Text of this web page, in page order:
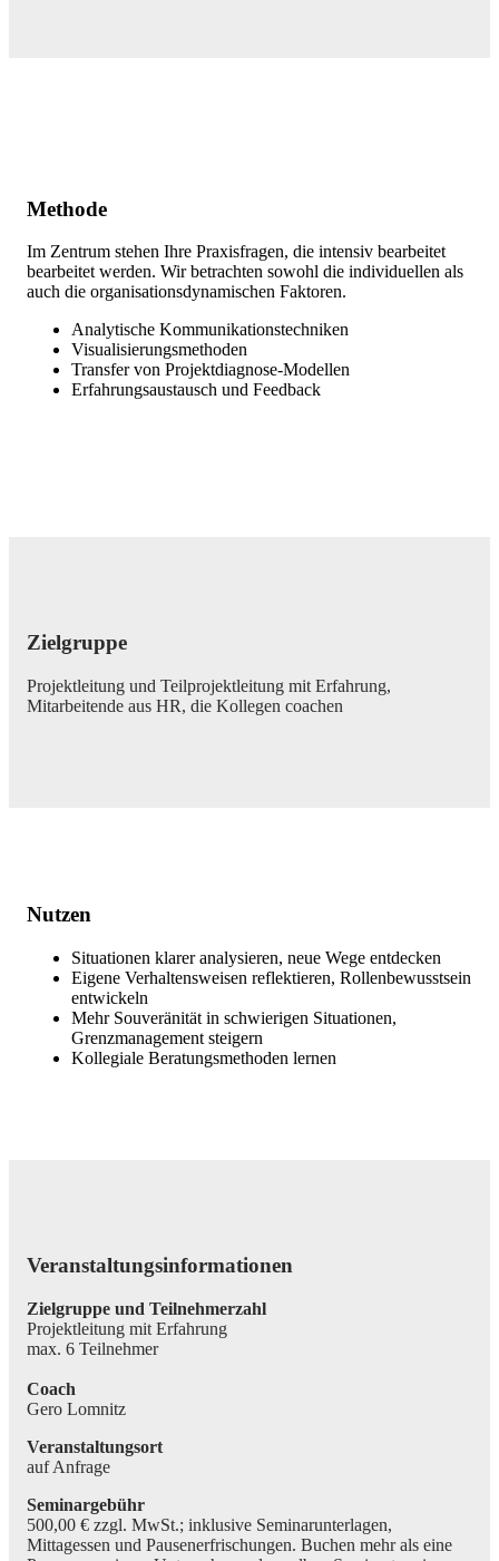
Methode
Im Zentrum stehen Ihre Praxisfragen, die intensiv bearbeitet
bearbeitet werden. Wir betrachten sowohl die individuellen als
auch die organisationsdynamischen Faktoren.
Analytische Kommunikationstechniken
Visualisierungsmethoden
Transfer von Projektdiagnose-Modellen
Erfahrungsaustausch und Feedback
Zielgruppe
Projektleitung und Teilprojektleitung mit Erfahrung,
Mitarbeitende aus HR, die Kollegen coachen
Nutzen
Situationen klarer analysieren, neue Wege entdecken
Eigene Verhaltensweisen reflektieren, Rollenbewusstsein
entwickeln
Mehr Souveränität in schwierigen Situationen,
Grenzmanagement steigern
Kollegiale Beratungsmethoden lernen
Veranstaltungsinformationen
Zielgruppe und Teilnehmerzahl
Projektleitung mit Erfahrung
max. 6 Teilnehmer
Coach
Gero Lomnitz
Veranstaltungsort
auf Anfrage
Seminargebühr
500,00 € zzgl. MwSt.; inklusive Seminarunterlagen,
Mittagessen und Pausenerfrischungen. Buchen mehr als eine